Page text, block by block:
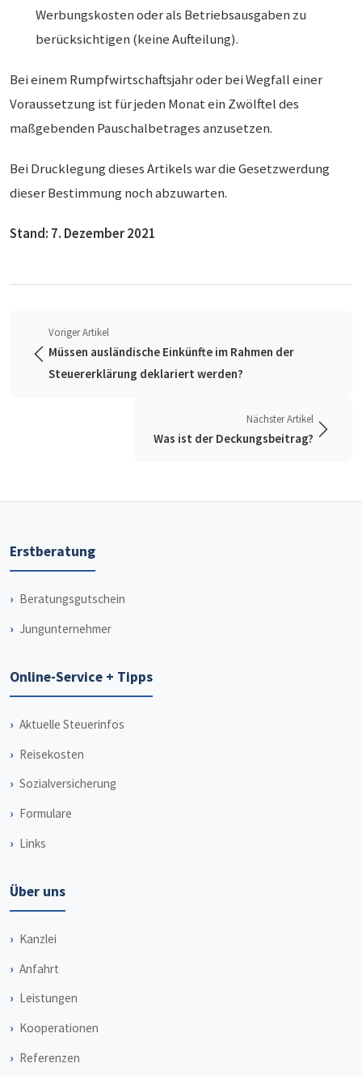
Werbungskosten oder als Betriebsausgaben zu
berücksichtigen (keine Aufteilung).
Bei einem Rumpfwirtschaftsjahr oder bei Wegfall einer
Voraussetzung ist für jeden Monat ein Zwölftel des
maßgebenden Pauschalbetrages anzusetzen.
Bei Drucklegung dieses Artikels war die Gesetzwerdung
dieser Bestimmung noch abzuwarten.
Stand: 7. Dezember 2021
Voriger Artikel
Müssen ausländische Einkünfte im Rahmen der
Steuererklärung deklariert werden?
Nächster Artikel
Was ist der Deckungsbeitrag?
Erstberatung
Beratungsgutschein
Jungunternehmer
Online-Service + Tipps
Aktuelle Steuerinfos
Reisekosten
Sozialversicherung
Formulare
Links
Über uns
Kanzlei
Anfahrt
Leistungen
Kooperationen
Referenzen